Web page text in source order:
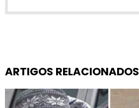
ARTIGOS RELACIONADOS